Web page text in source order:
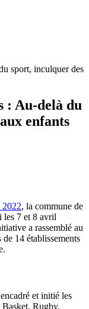
sport, inculquer des
: Au-delà du
enfants
2022, la commune de
les 7 et 8 avril
a rassemblé au
14 établissements
et initié les
Rugby,